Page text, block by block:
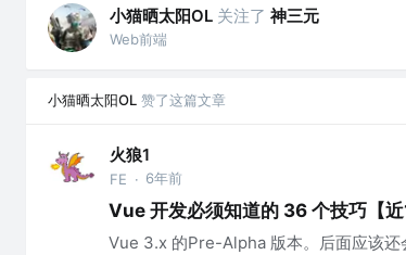
小猫晒太阳OL 关注了 神三元
Web前端
小猫晒太阳OL 赞了这篇文章
火狼1
FE · 6年前
Vue 开发必须知道的 36 个技巧【近
Vue 3.x 的Pre-Alpha 版本。后面应该